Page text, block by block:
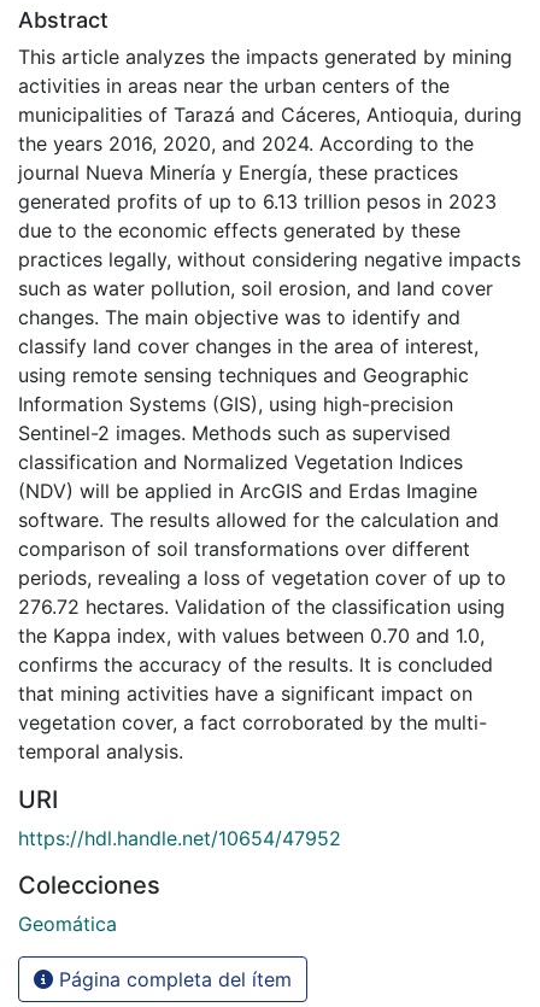
Abstract
This article analyzes the impacts generated by mining
activities in areas near the urban centers of the
municipalities of Tarazá and Cáceres, Antioquia, during
the years 2016, 2020, and 2024. According to the
journal Nueva Minería y Energía, these practices
generated profits of up to 6.13 trillion pesos in 2023
due to the economic effects generated by these
practices legally, without considering negative impacts
such as water pollution, soil erosion, and land cover
changes. The main objective was to identify and
classify land cover changes in the area of interest,
using remote sensing techniques and Geographic
Information Systems (GIS), using high-precision
Sentinel-2 images. Methods such as supervised
classification and Normalized Vegetation Indices
(NDV) will be applied in ArcGIS and Erdas Imagine
software. The results allowed for the calculation and
comparison of soil transformations over different
periods, revealing a loss of vegetation cover of up to
276.72 hectares. Validation of the classification using
the Kappa index, with values between 0.70 and 1.0,
confirms the accuracy of the results. It is concluded
that mining activities have a significant impact on
vegetation cover, a fact corroborated by the multi-
temporal analysis.
URI
https://hdl.handle.net/10654/47952
Colecciones
Geomática
Página completa del ítem